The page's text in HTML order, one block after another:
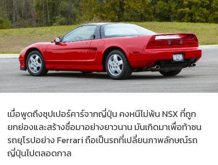
เมื่อพูดถึงซุปเปอร์คาร์จากญี่ปุ่น คงหนีไม่พ้น NSX ที่ถูก
ยกย่องและสร้างชื่อมาอย่างยาวนาน มันเกิดมาเพื่อท้าชน
รถยุโรปอย่าง Ferrari ถือเป็นรถที่เปลี่ยนภาพลักษณ์รถ
ญี่ปุ่นไปตลอดกาล